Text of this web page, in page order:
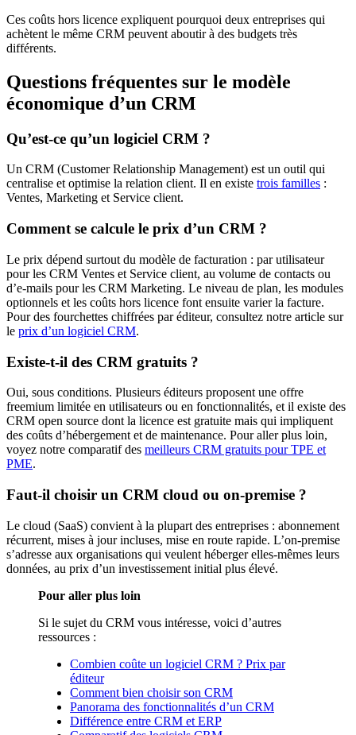
Ces coûts hors licence expliquent pourquoi deux entreprises qui
achètent le même CRM peuvent aboutir à des budgets très
différents.
Questions fréquentes sur le modèle
économique d’un CRM
Qu’est-ce qu’un logiciel CRM ?
Un CRM (Customer Relationship Management) est un outil qui
centralise et optimise la relation client. Il en existe trois familles :
Ventes, Marketing et Service client.
Comment se calcule le prix d’un CRM ?
Le prix dépend surtout du modèle de facturation : par utilisateur
pour les CRM Ventes et Service client, au volume de contacts ou
d’e-mails pour les CRM Marketing. Le niveau de plan, les modules
optionnels et les coûts hors licence font ensuite varier la facture.
Pour des fourchettes chiffrées par éditeur, consultez notre article sur
le prix d’un logiciel CRM.
Existe-t-il des CRM gratuits ?
Oui, sous conditions. Plusieurs éditeurs proposent une offre
freemium limitée en utilisateurs ou en fonctionnalités, et il existe des
CRM open source dont la licence est gratuite mais qui impliquent
des coûts d’hébergement et de maintenance. Pour aller plus loin,
voyez notre comparatif des meilleurs CRM gratuits pour TPE et
PME.
Faut-il choisir un CRM cloud ou on-premise ?
Le cloud (SaaS) convient à la plupart des entreprises : abonnement
récurrent, mises à jour incluses, mise en route rapide. L’on-premise
s’adresse aux organisations qui veulent héberger elles-mêmes leurs
données, au prix d’un investissement initial plus élevé.
Pour aller plus loin
Si le sujet du CRM vous intéresse, voici d’autres
ressources :
Combien coûte un logiciel CRM ? Prix par
éditeur
Comment bien choisir son CRM
Panorama des fonctionnalités d’un CRM
Différence entre CRM et ERP